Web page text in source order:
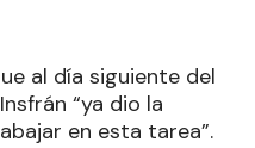
al día siguiente del
“ya dio la
en esta tarea”.